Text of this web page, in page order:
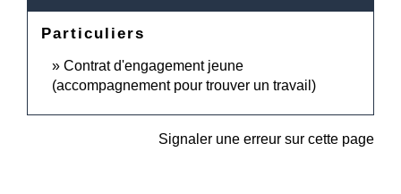
Particuliers
Contrat d'engagement jeune
(accompagnement pour trouver un travail)
Signaler une erreur sur cette page